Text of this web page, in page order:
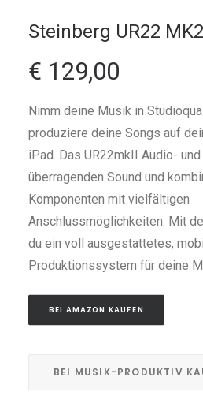
Search
Steinberg UR22 MK2
€ 129,00
Nimm deine Musik in
produziere deine Songs auf
iPad. Das UR22mkII Audio-
überragenden Sound und
Komponenten mit vielfältigen
Anschlussmöglichkeiten. Mit
du ein voll ausgestattetes,
Produktionssystem für deine
BEI AMAZON KAUFEN
BEI MUSIK-PRODUKTIV